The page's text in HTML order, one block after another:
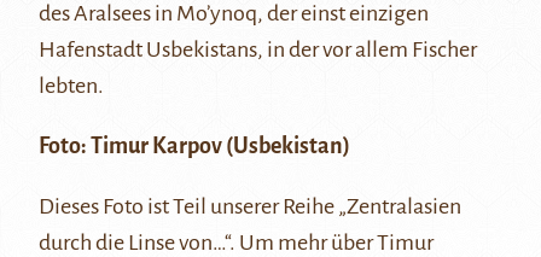
desAralsees in Mo’ynoq, der einst einzigen
Hafenstadt Usbekistans, in der vor allem Fischer
lebten.
Foto: Timur Karpov (Usbekistan)
Dieses Foto ist Teil unserer Reihe „Zentralasien
durch die Linse von…“. Um mehr über Timur